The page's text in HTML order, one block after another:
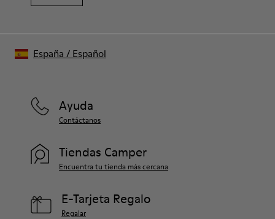
Ayuda
Contáctanos
Tiendas Camper
Encuentra tu tienda más cercana
E-Tarjeta Regalo
Regalar
España / Español